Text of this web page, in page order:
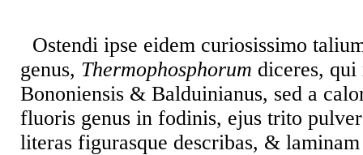
Ostendi ipse eidem curiosissimo
genus, Thermophosphorum diceres,
Bononiensis & Balduinianus, sed a
fluoris genus in fodinis, ejus trito
literas figurasque describas, &